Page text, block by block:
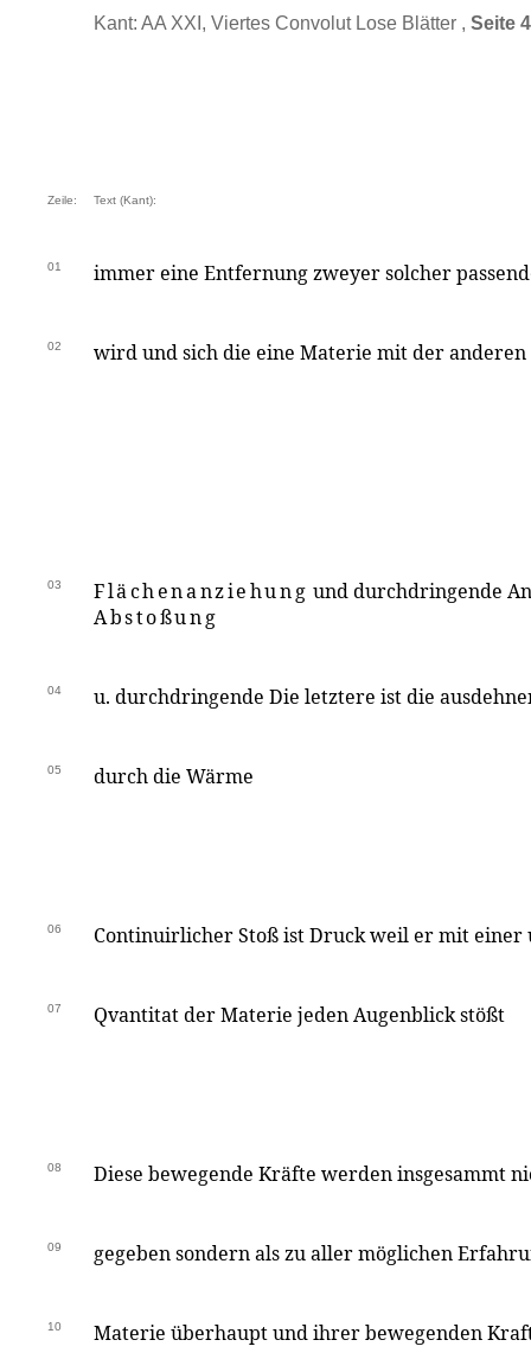
Kant: AA XXI, Viertes Convolut Lose Blätter , Seite
Zeile: Text (Kant):
01 immer eine Entfernung zweyer solcher
02 wird und sich die eine Materie mit der anderen
03 Flächenanziehung und durchdringende
Abstoßung
04 u. durchdringende Die letztere ist die
05 durch die Wärme
06 Continuirlicher Stoß ist Druck weil er mit einer
07 Qvantitat der Materie jeden Augenblick stößt
08 Diese bewegende Kräfte werden insgesammt
09 gegeben sondern als zu aller möglichen
10 Materie überhaupt und ihrer bewegenden